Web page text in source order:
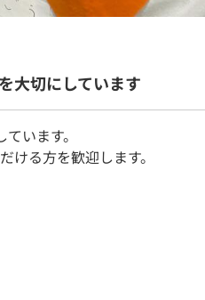
大切にしています
います。
ける方を歓迎します。